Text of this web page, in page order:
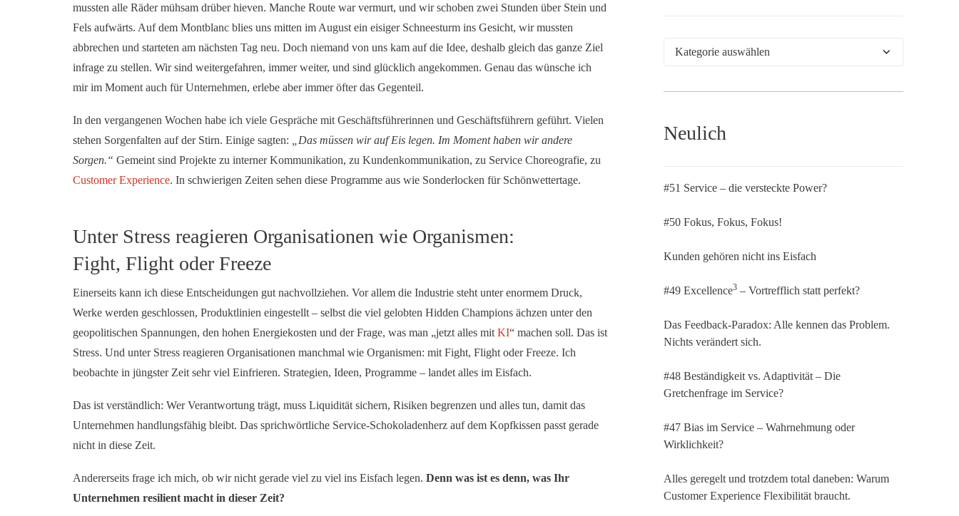
mussten alle Räder mühsam drüber hieven. Manche Route war vermurt, und wir schoben zwei Stunden über Stein und
Fels aufwärts. Auf dem Montblanc blies uns mitten im August ein eisiger Schneesturm ins Gesicht, wir mussten
abbrechen und starteten am nächsten Tag neu. Doch niemand von uns kam auf die Idee, deshalb gleich das ganze Ziel
infrage zu stellen. Wir sind weitergefahren, immer weiter, und sind glücklich angekommen. Genau das wünsche ich
mir im Moment auch für Unternehmen, erlebe aber immer öfter das Gegenteil.
In den vergangenen Wochen habe ich viele Gespräche mit Geschäftsführerinnen und Geschäftsführern geführt. Vielen
stehen Sorgenfalten auf der Stirn. Einige sagten:
„Das müssen wir auf Eis legen. Im Moment haben wir andere
Sorgen.“ Gemeint sind Projekte zu interner Kommunikation, zu Kundenkommunikation, zu Service Choreografie, zu
Customer Experience. In schwierigen Zeiten sehen diese Programme aus wie Sonderlocken für Schönwettertage.
Unter Stress reagieren Organisationen wie Organismen:
Fight, Flight oder Freeze
Einerseits kann ich diese Entscheidungen gut nachvollziehen. Vor allem die Industrie steht unter enormem Druck,
Werke werden geschlossen, Produktlinien eingestellt – selbst die viel gelobten Hidden Champions ächzen unter den
geopolitischen Spannungen, den hohen Energiekosten und der Frage, was man „jetzt alles mit KI“ machen soll. Das ist
Stress. Und unter Stress reagieren Organisationen manchmal wie Organismen: mit Fight, Flight oder Freeze. Ich
beobachte in jüngster Zeit sehr viel Einfrieren. Strategien, Ideen, Programme – landet alles im Eisfach.
Das ist verständlich: Wer Verantwortung trägt, muss Liquidität sichern, Risiken begrenzen und alles tun, damit das
Unternehmen handlungsfähig bleibt. Das sprichwörtliche Service-Schokoladenherz auf dem Kopfkissen passt gerade
nicht in diese Zeit.
Andererseits frage ich mich, ob wir nicht gerade viel zu viel ins Eisfach legen. Denn was ist es denn, was Ihr
Unternehmen resilient macht in dieser Zeit?
Kategorien
Neulich
#51 Service – die versteckte Power?
#50 Fokus, Fokus, Fokus!
Kunden gehören nicht ins Eisfach
#49 Excellence3 – Vortrefflich statt perfekt?
Das Feedback-Paradox: Alle kennen das Problem.
Nichts verändert sich.
#48 Beständigkeit vs. Adaptivität – Die
Gretchenfrage im Service?
#47 Bias im Service – Wahrnehmung oder
Wirklichkeit?
Alles geregelt und trotzdem total daneben: Warum
Customer Experience Flexibilität braucht.